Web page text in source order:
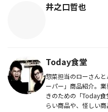
井之口哲也
Today食堂
惣菜担当のローさん
ーパー」商品紹介。
きのための「Today
らい商品や、怪しい